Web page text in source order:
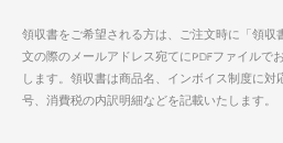
領収書をご希望される方は、ご注文時に「領収
文の際のメールアドレス宛てにPDFファイルで
します。領収書は商品名、インボイス制度に
号、消費税の内訳明細などを記載いたします。